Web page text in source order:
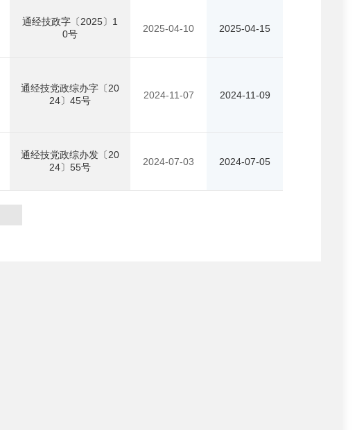
通经技政字〔2025〕1
0号
2025-04-10 2025-04-15
通经技党政综办字〔20
24〕45号
2024-11-07 2024-11-09
通经技党政综办发〔20
24〕55号
2024-07-03 2024-07-05